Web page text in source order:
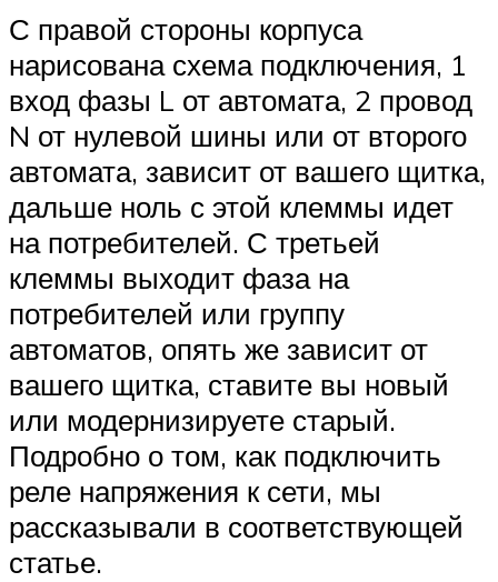
С правой стороны корпуса
нарисована схема подключения, 1
вход фазы L от автомата, 2 провод
N от нулевой шины или от второго
автомата, зависит от вашего щитка,
дальше ноль с этой клеммы идет
на потребителей. С третьей
клеммы выходит фаза на
потребителей или группу
автоматов, опять же зависит от
вашего щитка, ставите вы новый
или модернизируете старый.
Подробно о том, как подключить
реле напряжения к сети, мы
рассказывали в соответствующей
статье.